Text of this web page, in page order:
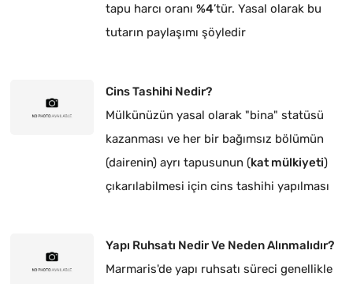
tapu harcı oranı %4’tür. Yasal olarak bu
tutarın paylaşımı şöyledir
Cins Tashihi Nedir?
Mülkünüzün yasal olarak "bina" statüsü
kazanması ve her bir bağımsız bölümün
(dairenin) ayrı tapusunun (kat mülkiyeti)
çıkarılabilmesi için cins tashihi yapılması
Yapı Ruhsatı Nedir Ve Neden Alınmalıdır?
Marmaris'de yapı ruhsatı süreci genellikle